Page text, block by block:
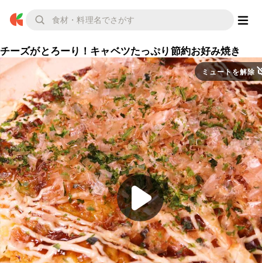
チーズがとろーり！キャベツたっぷり節約お好み焼き
ミュートを解除